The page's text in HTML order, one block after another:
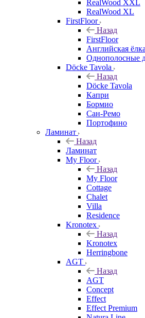
RealWood XXL
RealWood XL
FirstFloor
Назад
FirstFloor
Английская ёлка
Однополосные
Döcke Tavola
Назад
Döcke Tavola
Капри
Бормио
Сан-Ремо
Портофино
Ламинат
Назад
Ламинат
My Floor
Назад
My Floor
Cottage
Chalet
Villa
Residence
Kronotex
Назад
Kronotex
Herringbone
AGT
Назад
AGT
Concept
Effect
Effect Premium